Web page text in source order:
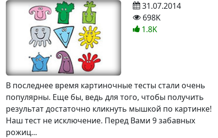
В последнее время картиночные тесты стали очень
популярны. Еще бы, ведь для того, чтобы получить
результат достаточно кликнуть мышкой по картинке!
Наш тест не исключение. Перед Вами 9 забавных
рожиц...
31.07.2014
698K
1.8K